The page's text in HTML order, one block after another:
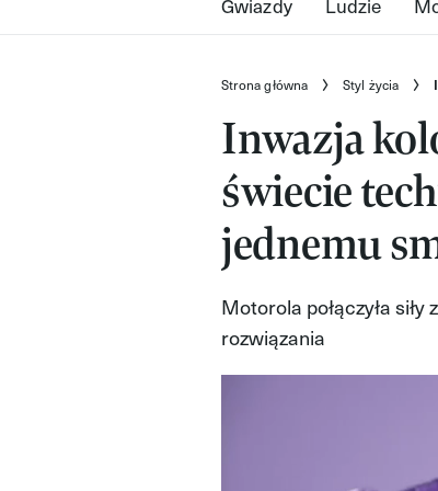
Strona główna Styl życia
Inwazja
świecie
jednemu
Motorola połączyła
rozwiązania